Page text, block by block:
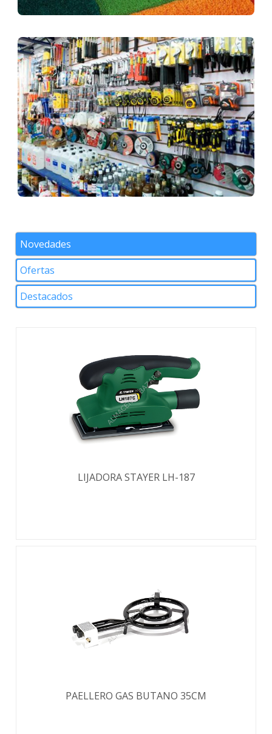
Novedades
Ofertas
Destacados
LIJADORA STAYER LH-187
PAELLERO GAS BUTANO 35CM